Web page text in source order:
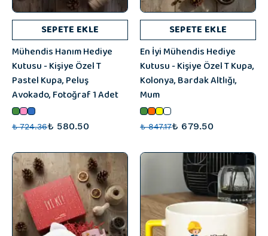
SEPETE EKLE
Mühendis Hanım Hediye
Kutusu - Kişiye Özel T
Pastel Kupa, Peluş
Avokado, Fotoğraf 1 Adet
₺ 724.36₺ 580.50
SEPETE EKLE
En İyi Mühendis Hediye
Kutusu - Kişiye Özel T Kupa,
Kolonya, Bardak Altlığı,
Mum
₺ 847.17₺ 679.50